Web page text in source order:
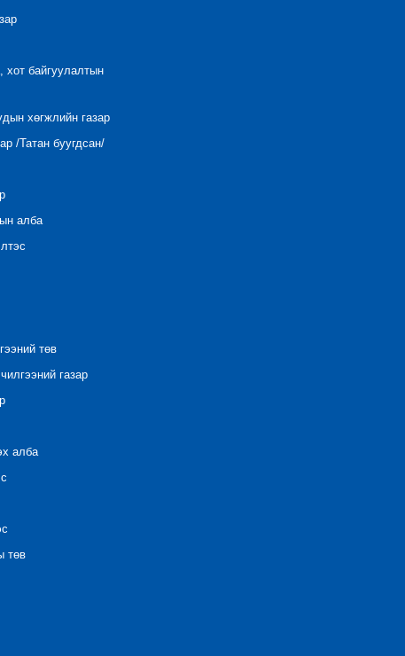
хот байгуулалтын
хөгжлийн газар
/Татан буугдсан/
алба
төв
газар
алба
төв